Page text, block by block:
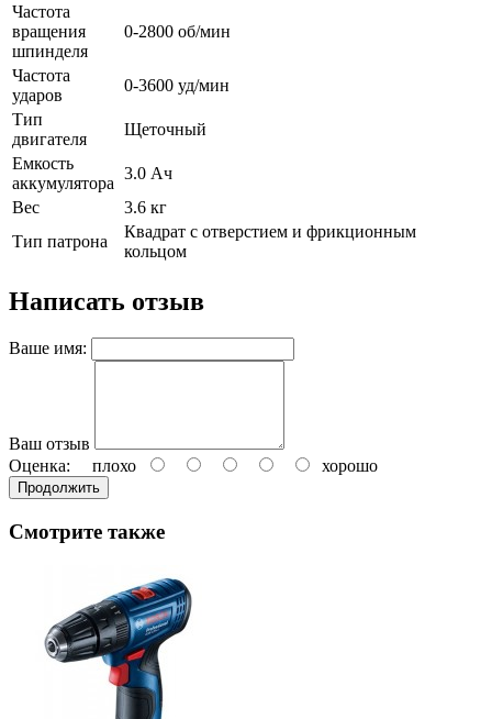
Частота
вращения
шпинделя
0-2800 об/мин
Частота
ударов
0-3600 уд/мин
Тип
двигателя
Щеточный
Емкость
аккумулятора
3.0 Ач
Вес
3.6 кг
Тип патрона
Квадрат с отверстием и фрикционным
кольцом
Написать отзыв
Ваше имя:
Ваш отзыв
Оценка: плохо хорошо
Продолжить
Смотрите также